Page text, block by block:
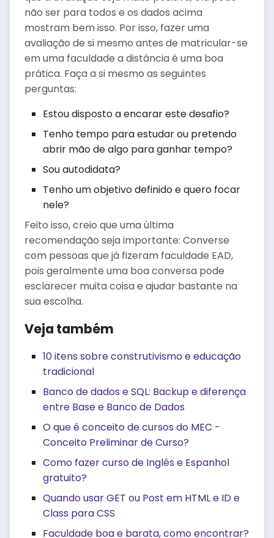
não ser para todos e os dados acima
mostram bem isso. Por isso, fazer uma
avaliação de si mesmo antes de matricular-se
em uma faculdade a distância é uma boa
prática. Faça a si mesmo as seguintes
perguntas:
Estou disposto a encarar este desafio?
Tenho tempo para estudar ou pretendo
abrir mão de algo para ganhar tempo?
Sou autodidata?
Tenho um objetivo definido e quero focar
nele?
Feito isso, creio que uma última
recomendação seja importante: Converse
com pessoas que já fizeram faculdade EAD,
pois geralmente uma boa conversa pode
esclarecer muita coisa e ajudar bastante na
sua escolha.
Veja também
10 itens sobre construtivismo e educação
tradicional
Banco de dados e SQL: Backup e diferença
entre Base e Banco de Dados
O que é conceito de cursos do MEC -
Conceito Preliminar de Curso?
Como fazer curso de Inglês e Espanhol
gratuito?
Quando usar GET ou Post em HTML e ID e
Class para CSS
Faculdade boa e barata, como encontrar?